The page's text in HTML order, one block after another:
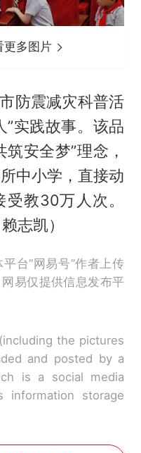
更多图片
防震减灾科普活
”实践故事。该品
安全梦”理念，
中小学，直接动
教30万人次。
志凯）
台“网易号”作者上传
易仅提供信息发布平
the pictures
and posted by a
is a social media
information storage